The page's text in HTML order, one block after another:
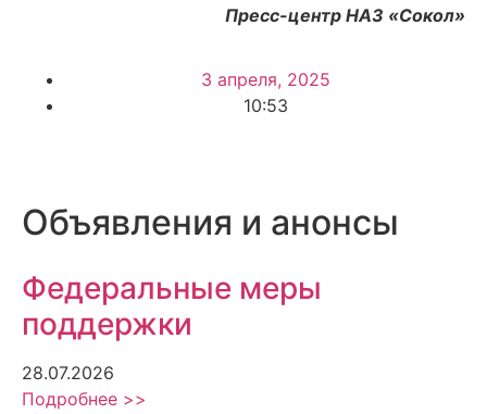
Пресс-центр НАЗ «Сокол»
3 апреля, 2025
10:53
Объявления и анонсы
Федеральные меры
поддержки
28.07.2026
Подробнее >>